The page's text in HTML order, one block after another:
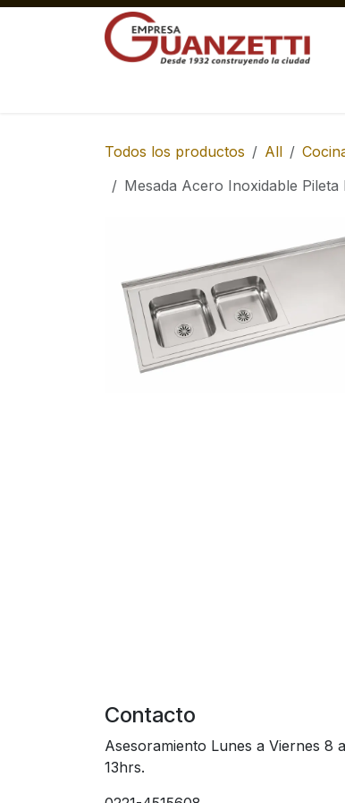
Ir al contenido
Todos los productos All
Mesada Acero Inoxidable
Contacto
Asesoramiento Lunes a Viernes 8
13hrs.